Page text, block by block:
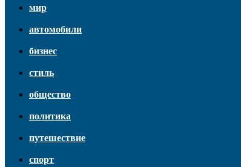
мир
автомобили
бизнес
стиль
общество
политика
путешествие
спорт